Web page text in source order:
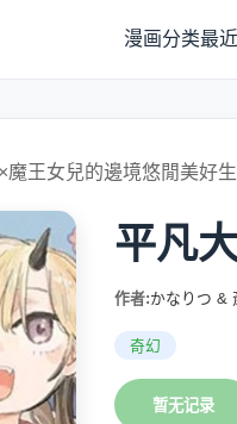
漫画分类最
魔王女兒的邊境悠閒美好
平凡
作者:かなりつ &
奇幻
暂无记录